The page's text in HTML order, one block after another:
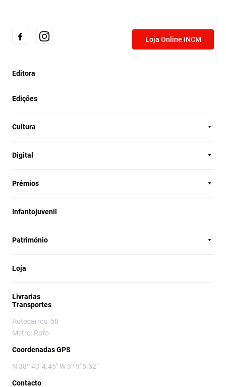
Loja Online INCM
Editora
Edições
Cultura
Digital
Prémios
Infantojuvenil
Património
Loja
Livrarias
Transportes
Autocarros: 58
Metro: Rato
Coordenadas GPS
N 38º 43' 4.45" W 9º 9' 6.62"
Contacto